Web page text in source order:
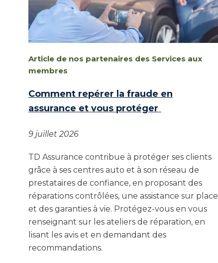
Article de nos partenaires des Services aux
membres
Comment repérer la fraude en
assurance et vous protéger
9 juillet 2026
TD Assurance contribue à protéger ses clients
grâce à ses centres auto et à son réseau de
prestataires de confiance, en proposant des
réparations contrôlées, une assistance sur place
et des garanties à vie. Protégez-vous en vous
renseignant sur les ateliers de réparation, en
lisant les avis et en demandant des
recommandations.